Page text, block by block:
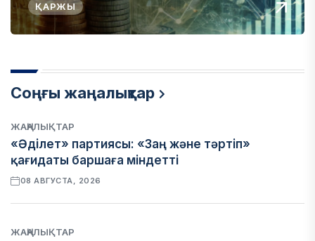
ҚАРЖЫ
Соңғы жаңалықтар
ЖАҢАЛЫҚТАР
«Әділет» партиясы: «Заң және тәртіп»
қағидаты баршаға міндетті
08 АВГУСТА, 2026
ЖАҢАЛЫҚТАР